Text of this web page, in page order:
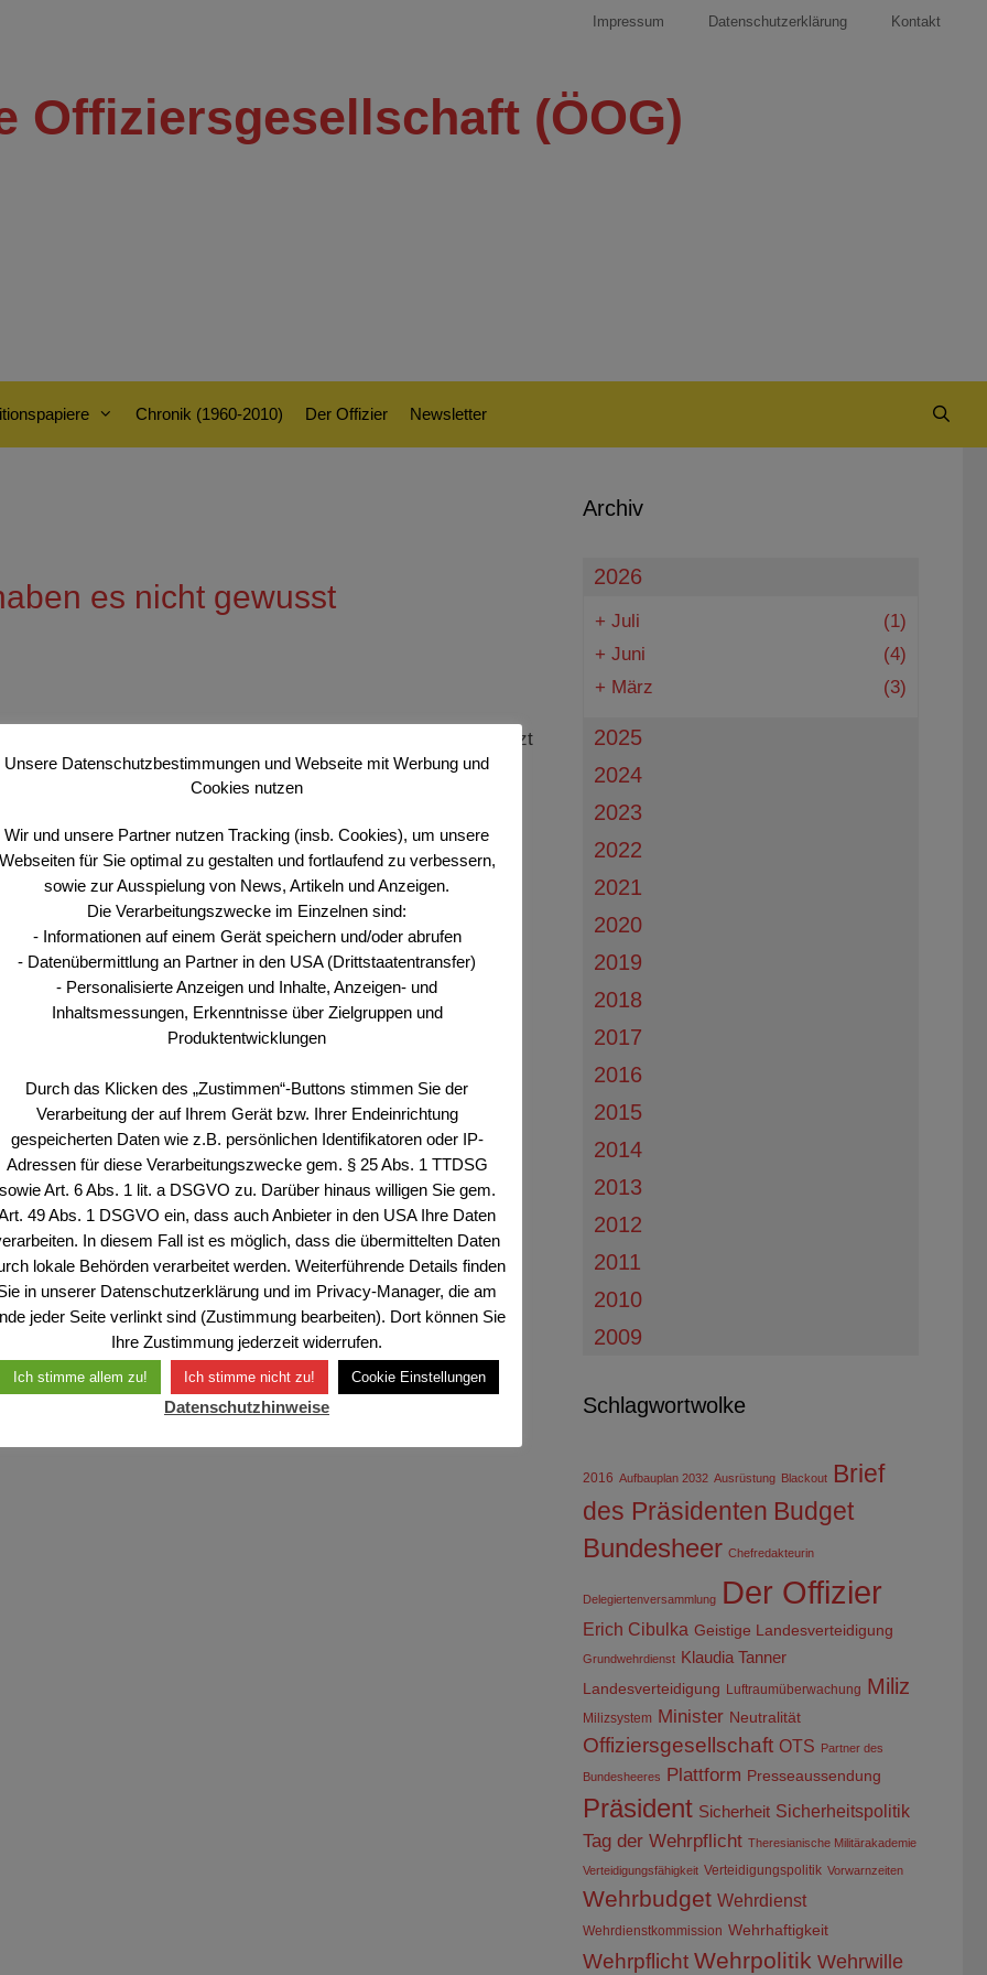
Impressum Datenschutzerklärung Kontakt
Offiziersgesellschaft (ÖOG)
Chronik (1960-2010) Der Offizier Newsletter
es nicht gewusst
Tag 1 nach dem russischen Einmarsch: „Wir müssen uns jetzt
„Wir haben es alle kommen sehen und waren nicht in
Folgerungen aus der Krim-Annexion zu ziehen und
Vorwarnzeiten , Wehrbudget ,Wokeness
Archiv
2026
+ Juli
(1)
+ Juni
(4)
+ März (3)
2025
2024
2023
2022
2021
2020
2019
2018
2017
2016
2015
2014
2013
2012
2011
2010
2009
Schlagwortwolke
2016 Aufbauplan 2032 Ausrüstung Blackout Brief
des Präsidenten Budget
Bundesheer Chefredakteurin
Delegiertenversammlung Der Offizier
Erich Cibulka Geistige Landesverteidigung
Grundwehrdienst Klaudia Tanner
Landesverteidigung Luftraumüberwachung Miliz
Milizsystem Minister Neutralität
Offiziersgesellschaft OTS Partner des
Bundesheeres Plattform Presseaussendung
Präsident Sicherheit Sicherheitspolitik
Tag der Wehrpflicht Theresianische Militärakademie
Verteidigungsfähigkeit Verteidigungspolitik Vorwarnzeiten
Wehrbudget Wehrdienst
Wehrdienstkommission Wehrhaftigkeit
Wehrpflicht Wehrpolitik Wehrwille
Unsere Datenschutzbestimmungen und Webseite mit Werbung und
Cookies nutzen
Wir und unsere Partner nutzen Tracking (insb. Cookies), um unsere
für Sie optimal zu gestalten und fortlaufend zu verbessern,
sowie zur Ausspielung von News, Artikeln und Anzeigen.
Die Verarbeitungszwecke im Einzelnen sind:
- Informationen auf einem Gerät speichern und/oder abrufen
- Datenübermittlung an Partner in den USA (Drittstaatentransfer)
- Personalisierte Anzeigen und Inhalte, Anzeigen- und
Inhaltsmessungen, Erkenntnisse über Zielgruppen und
Produktentwicklungen
Durch das Klicken des „Zustimmen“-Buttons stimmen Sie der
Verarbeitung der auf Ihrem Gerät bzw. Ihrer Endeinrichtung
gespeicherten Daten wie z.B. persönlichen Identifikatoren oder IP-
Adressen für diese Verarbeitungszwecke gem. § 25 Abs. 1 TTDSG
Art. 6 Abs. 1 lit. a DSGVO zu. Darüber hinaus willigen Sie gem.
49 Abs. 1 DSGVO ein, dass auch Anbieter in den USA Ihre Daten
In diesem Fall ist es möglich, dass die übermittelten Daten
lokale Behörden verarbeitet werden. Weiterführende Details finden
in unserer Datenschutzerklärung und im Privacy-Manager, die am
jeder Seite verlinkt sind (Zustimmung bearbeiten). Dort können Sie
Ihre Zustimmung jederzeit widerrufen.
Ich stimme allem zu! Ich stimme nicht zu! Cookie Einstellungen
Datenschutzhinweise